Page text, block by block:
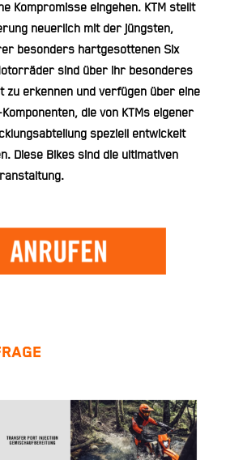
Kompromisse eingehen. KTM stellt
neuerlich mit der jüngsten,
besonders hartgesottenen Six
sind über ihr besonderes
zu erkennen und verfügen über eine
die von KTMs eigener
speziell entwickelt
Diese Bikes sind die ultimativen